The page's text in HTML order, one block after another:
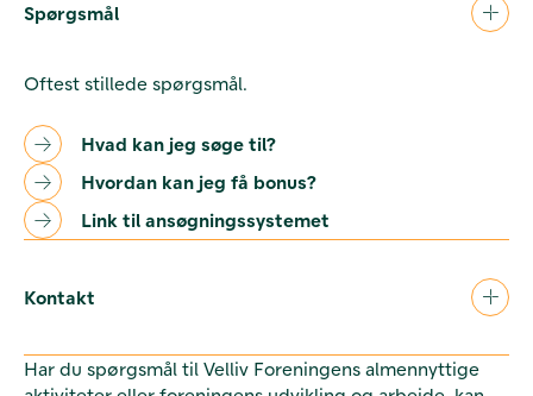
Spørgsmål
Oftest stillede spørgsmål.
Hvad kan jeg søge til?
Hvordan kan jeg få bonus?
Link til ansøgningssystemet
Kontakt
Har du spørgsmål til Velliv Foreningens almennyttige